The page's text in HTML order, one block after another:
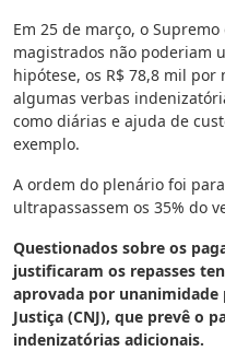
Em 25 de março, o
magistrados não poderiam
hipótese, os R$ 78,8 mil por
algumas verbas
como diárias e ajuda de
exemplo.
A ordem do plenário foi
ultrapassassem os 35% do
Questionados sobre os
justificaram os repasses
aprovada por unanimidade
Justiça (CNJ), que prevê o
indenizatórias adicionais.